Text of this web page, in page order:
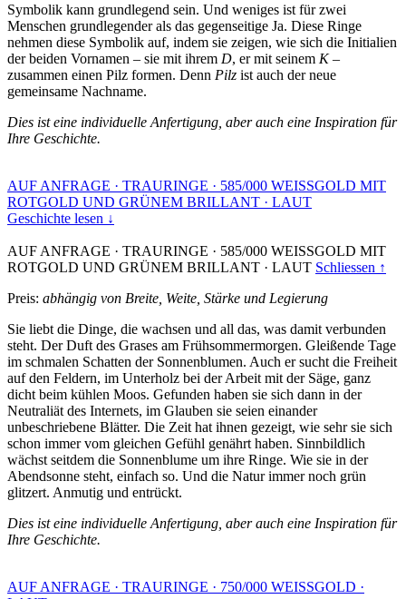
Symbolik kann grundlegend sein. Und weniges ist für zwei
Menschen grundlegender als das gegenseitige Ja. Diese Ringe
nehmen diese Symbolik auf, indem sie zeigen, wie sich die Initialien
der beiden Vornamen – sie mit ihrem D, er mit seinem K–
zusammen einen Pilz formen. Denn Pilz ist auch der neue
gemeinsame Nachname.
Dies ist eine individuelle Anfertigung, aber auch eine Inspiration für
Ihre Geschichte.
AUF ANFRAGE · TRAURINGE · 585/000 WEISSGOLD MIT
ROTGOLD UND GRÜNEM BRILLANT · LAUT
Geschichte lesen ↓
AUF ANFRAGE · TRAURINGE · 585/000 WEISSGOLD MIT
ROTGOLD UND GRÜNEM BRILLANT · LAUT Schliessen ↑
Preis: abhängig von Breite, Weite, Stärke und Legierung
Sie liebt die Dinge, die wachsen und all das, was damit verbunden
steht. Der Duft des Grases am Frühsommermorgen. Gleißende Tage
im schmalen Schatten der Sonnenblumen. Auch er sucht die Freiheit
auf den Feldern, im Unterholz bei der Arbeit mit der Säge, ganz
dicht beim kühlen Moos. Gefunden haben sie sich dann in der
Neutraliät des Internets, im Glauben sie seien einander
unbeschriebene Blätter. Die Zeit hat ihnen gezeigt, wie sehr sie sich
schon immer vom gleichen Gefühl genährt haben. Sinnbildlich
wächst seitdem die Sonnenblume um ihre Ringe. Wie sie in der
Abendsonne steht, einfach so. Und die Natur immer noch grün
glitzert. Anmutig und entrückt.
Dies ist eine individuelle Anfertigung, aber auch eine Inspiration für
Ihre Geschichte.
AUF ANFRAGE · TRAURINGE · 750/000 WEISSGOLD ·